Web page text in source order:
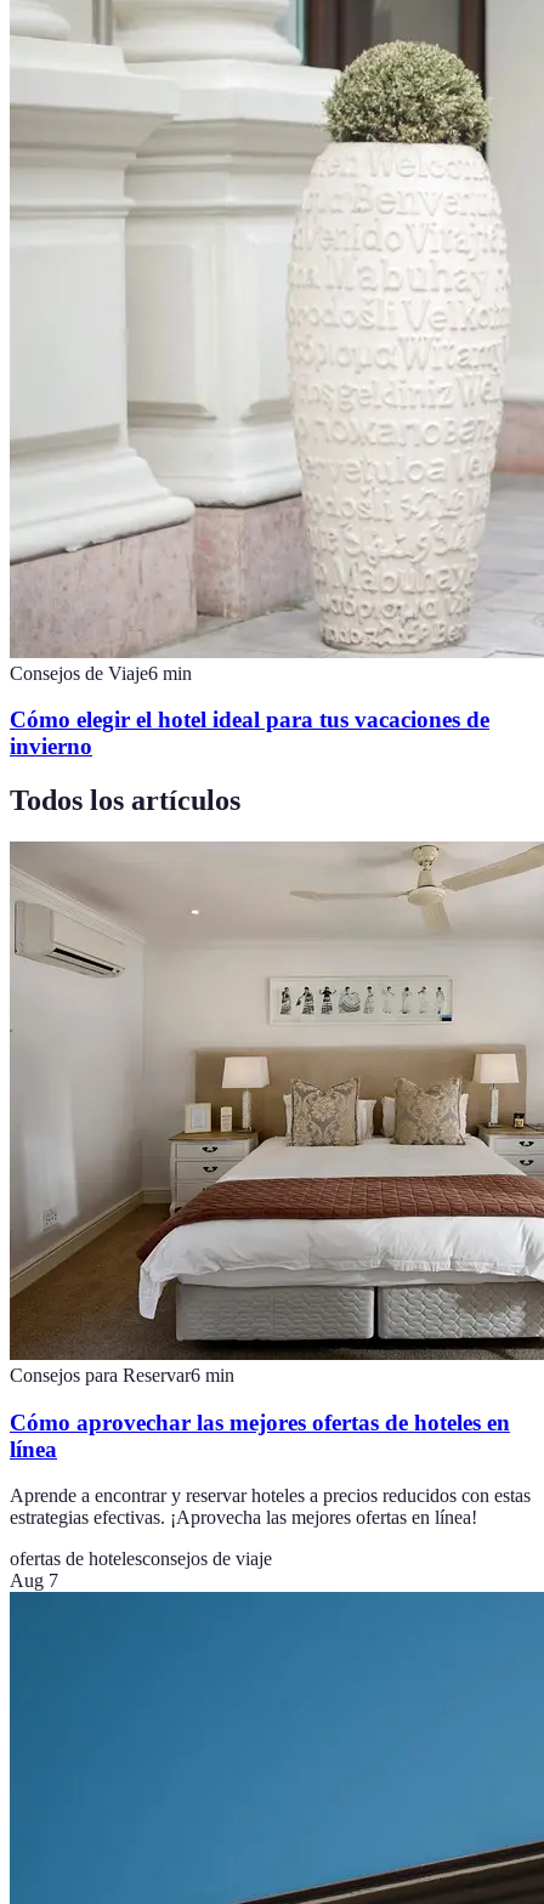
Consejos de Viaje6 min
Cómo elegir el hotel ideal para tus vacaciones de
invierno
Todos los artículos
Consejos para Reservar6 min
Cómo aprovechar las mejores ofertas de hoteles en
línea
Aprende a encontrar y reservar hoteles a precios reducidos con estas
estrategias efectivas. ¡Aprovecha las mejores ofertas en línea!
ofertas de hotelesconsejos de viaje
Aug 7